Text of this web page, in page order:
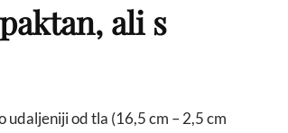
ali s
od tla (16,5 cm – 2,5 cm